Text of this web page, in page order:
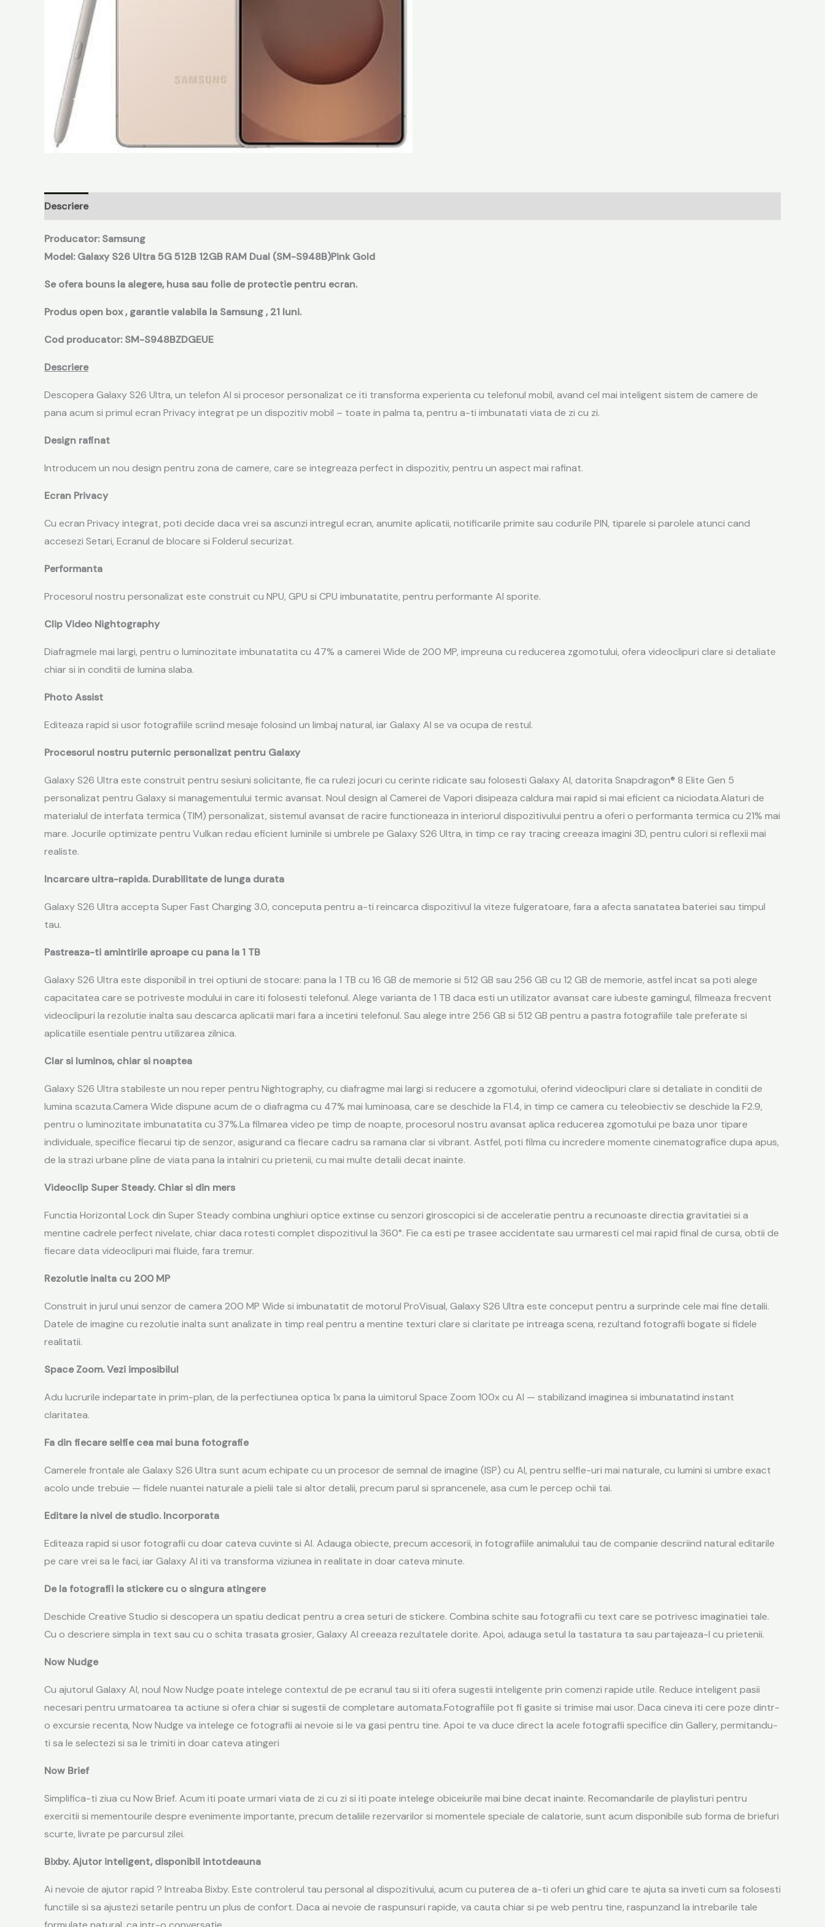
Descriere
Producator: Samsung
Model:Galaxy S26 Ultra 5G 512B 12GB RAM Dual (SM-S948B)Pink Gold
Se ofera bouns la alegere, husa sau folie de protectie pentru ecran.
Produs open box , garantie valabila la Samsung , 21 luni.
Cod producator: SM-S948BZDGEUE
Descriere
Descopera Galaxy S26 Ultra, un telefon AI si procesor personalizat ce iti transforma experienta cu telefonul mobil, avand cel mai inteligent sistem de camere de
pana acum si primul ecran Privacy integrat pe un dispozitiv mobil – toate in palma ta, pentru a-ti imbunatati viata de zi cu zi.
Design rafinat
Introducem un nou design pentru zona de camere, care se integreaza perfect in dispozitiv, pentru un aspect mai rafinat.
Ecran Privacy
Cu ecran Privacy integrat, poti decide daca vrei sa ascunzi intregul ecran, anumite aplicatii, notificarile primite sau codurile PIN, tiparele si parolele atunci cand
accesezi Setari, Ecranul de blocare si Folderul securizat.
Performanta
Procesorul nostru personalizat este construit cu NPU, GPU si CPU imbunatatite, pentru performante Al sporite.
Clip Video Nightography
Diafragmele mai largi, pentru o luminozitate imbunatatita cu 47% a camerei Wide de 200 MP, impreuna cu reducerea zgomotului, ofera videoclipuri clare si detaliate
chiar si in conditii de lumina slaba.
Photo Assist
Editeaza rapid si usor fotografiile scriind mesaje folosind un limbaj natural, iar Galaxy Al se va ocupa de restul.
Procesorul nostru puternic personalizat pentru Galaxy
Galaxy S26 Ultra este construit pentru sesiuni solicitante, fie ca rulezi jocuri cu cerinte ridicate sau folosesti Galaxy AI, datorita Snapdragon® 8 Elite Gen 5
personalizat pentru Galaxy si managementului termic avansat. Noul design al Camerei de Vapori disipeaza caldura mai rapid si mai eficient ca niciodata.Alaturi de
materialul de interfata termica (TIM) personalizat, sistemul avansat de racire functioneaza in interiorul dispozitivului pentru a oferi o performanta termica cu 21% mai
mare. Jocurile optimizate pentru Vulkan redau eficient luminile si umbrele pe Galaxy S26 Ultra, in timp ce ray tracing creeaza imagini 3D, pentru culori si reflexii mai
realiste.
Incarcare ultra-rapida. Durabilitate de lunga durata
Galaxy S26 Ultra accepta Super Fast Charging 3.0, conceputa pentru a-ti reincarca dispozitivul la viteze fulgeratoare, fara a afecta sanatatea bateriei sau timpul
tau.
Pastreaza-ti amintirile aproape cu pana la 1 TB
Galaxy S26 Ultra este disponibil in trei optiuni de stocare: pana la 1 TB cu 16 GB de memorie si 512 GB sau 256 GB cu 12 GB de memorie, astfel incat sa poti alege
capacitatea care se potriveste modului in care iti folosesti telefonul. Alege varianta de 1 TB daca esti un utilizator avansat care iubeste gamingul, filmeaza frecvent
videoclipuri la rezolutie inalta sau descarca aplicatii mari fara a incetini telefonul. Sau alege intre 256 GB si 512 GB pentru a pastra fotografiile tale preferate si
aplicatiile esentiale pentru utilizarea zilnica.
Clar si luminos, chiar si noaptea
Galaxy S26 Ultra stabileste un nou reper pentru Nightography, cu diafragme mai largi si reducere a zgomotului, oferind videoclipuri clare si detaliate in conditii de
lumina scazuta.Camera Wide dispune acum de o diafragma cu 47% mai luminoasa, care se deschide la F1.4, in timp ce camera cu teleobiectiv se deschide la F2.9,
pentru o luminozitate imbunatatita cu 37%.La filmarea video pe timp de noapte, procesorul nostru avansat aplica reducerea zgomotului pe baza unor tipare
individuale, specifice fiecarui tip de senzor, asigurand ca fiecare cadru sa ramana clar si vibrant. Astfel, poti filma cu incredere momente cinematografice dupa apus,
de la strazi urbane pline de viata pana la intalniri cu prietenii, cu mai multe detalii decat inainte.
Videoclip Super Steady. Chiar si din mers
Functia Horizontal Lock din Super Steady combina unghiuri optice extinse cu senzori giroscopici si de acceleratie pentru a recunoaste directia gravitatiei si a
mentine cadrele perfect nivelate, chiar daca rotesti complet dispozitivul la 360°. Fie ca esti pe trasee accidentate sau urmaresti cel mai rapid final de cursa, obtii de
fiecare data videoclipuri mai fluide, fara tremur.
Rezolutie inalta cu 200 MP
Construit in jurul unui senzor de camera 200 MP Wide si imbunatatit de motorul ProVisual, Galaxy S26 Ultra este conceput pentru a surprinde cele mai fine detalii.
Datele de imagine cu rezolutie inalta sunt analizate in timp real pentru a mentine texturi clare si claritate pe intreaga scena, rezultand fotografii bogate si fidele
realitatii.
Space Zoom. Vezi imposibilul
Adu lucrurile indepartate in prim-plan, de la perfectiunea optica 1x pana la uimitorul Space Zoom 100x cu AI — stabilizand imaginea si imbunatatind instant
claritatea.
Fa din fiecare selfie cea mai buna fotografie
Camerele frontale ale Galaxy S26 Ultra sunt acum echipate cu un procesor de semnal de imagine (ISP) cu AI, pentru selfie-uri mai naturale, cu lumini si umbre exact
acolo unde trebuie — fidele nuantei naturale a pielii tale si altor detalii, precum parul si sprancenele, asa cum le percep ochii tai.
Editare la nivel de studio. Incorporata
Editeaza rapid si usor fotografii cu doar cateva cuvinte si AI. Adauga obiecte, precum accesorii, in fotografiile animalului tau de companie descriind natural editarile
pe care vrei sa le faci, iar Galaxy AI iti va transforma viziunea in realitate in doar cateva minute.
De la fotografii la stickere cu o singura atingere
Deschide Creative Studio si descopera un spatiu dedicat pentru a crea seturi de stickere. Combina schite sau fotografii cu text care se potrivesc imaginatiei tale.
Cu o descriere simpla in text sau cu o schita trasata grosier, Galaxy AI creeaza rezultatele dorite. Apoi, adauga setul la tastatura ta sau partajeaza-l cu prietenii.
Now Nudge
Cu ajutorul Galaxy AI, noul Now Nudge poate intelege contextul de pe ecranul tau si iti ofera sugestii inteligente prin comenzi rapide utile. Reduce inteligent pasii
necesari pentru urmatoarea ta actiune si ofera chiar si sugestii de completare automata.Fotografiile pot fi gasite si trimise mai usor. Daca cineva iti cere poze dintr-
o excursie recenta, Now Nudge va intelege ce fotografii ai nevoie si le va gasi pentru tine. Apoi te va duce direct la acele fotografii specifice din Gallery, permitandu-
ti sa le selectezi si sa le trimiti in doar cateva atingeri
Now Brief
Simplifica-ti ziua cu Now Brief. Acum iti poate urmari viata de zi cu zi si iti poate intelege obiceiurile mai bine decat inainte. Recomandarile de playlisturi pentru
exercitii si mementourile despre evenimente importante, precum detaliile rezervarilor si momentele speciale de calatorie, sunt acum disponibile sub forma de briefuri
scurte, livrate pe parcursul zilei.
Bixby. Ajutor inteligent, disponibil intotdeauna
Ai nevoie de ajutor rapid ? Intreaba Bixby. Este controlerul tau personal al dispozitivului, acum cu puterea de a-ti oferi un ghid care te ajuta sa inveti cum sa folosesti
functiile si sa ajustezi setarile pentru un plus de confort. Daca ai nevoie de raspunsuri rapide, va cauta chiar si pe web pentru tine, raspunzand la intrebarile tale